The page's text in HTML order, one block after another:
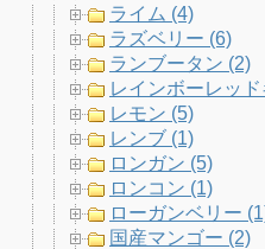
ライム (4)
ラズベリー (6)
ランブータン (2)
レインボーレッ
レモン (5)
レンブ (1)
ロンガン (5)
ロンコン (1)
ローガンベリー
国産マンゴー (2)